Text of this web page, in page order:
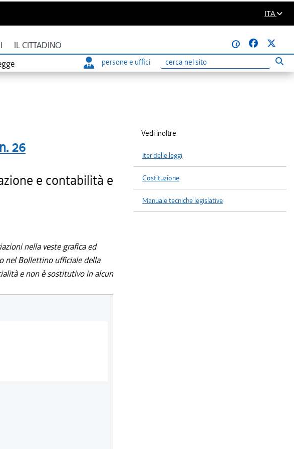
ITA
IL CITTADINO
@
persone e uffici
Ricerca
26
e contabilità e
nella veste grafica ed
nel Bollettino ufficiale della
e non è sostitutivo in alcun
Vedi inoltre
Iter delle leggi
Costituzione
Manuale tecniche legislative